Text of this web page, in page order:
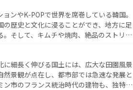
ーツなど、バラエティ豊かな料理が味わ
照してほしい。
ンやK-POPで世界を席巻している韓国。
歴史と文化に浸ることができ、地方に足
そして、キムチや焼肉、絶品のストリー
、韓国の多彩な魅力を心ゆくまで味わっ
一覧を参照してほしい。
細長く伸びる国土には、広大な田園風景
景観が点在し、都市部では急速な発展と
市のフランス統治時代の建物も、独特の